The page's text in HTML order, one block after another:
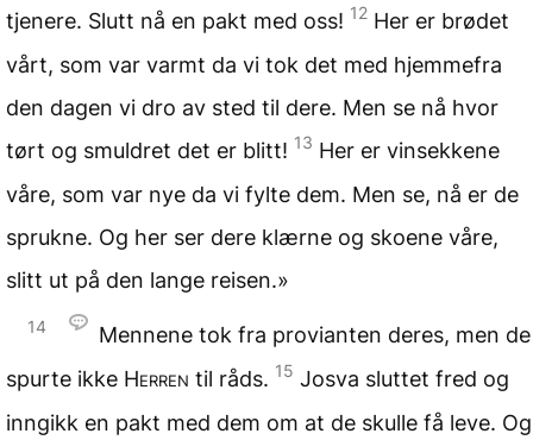
tjenere. Slutt nå en pakt med oss! 12 Her er brødet
vårt, som var varmt da vi tok det med hjemmefra
den dagen vi dro av sted til dere. Men se nå hvor
tørt og smuldret det er blitt! 13 Her er vinsekkene
våre, som var nye da vi fylte dem. Men se, nå er de
sprukne. Og her ser dere klærne og skoene våre,
slitt ut på den lange reisen.»
14
Mennene tok fra provianten deres, men de
spurte ikke Herren til råds. 15 Josva sluttet fred og
inngikk en pakt med dem om at de skulle få leve. Og